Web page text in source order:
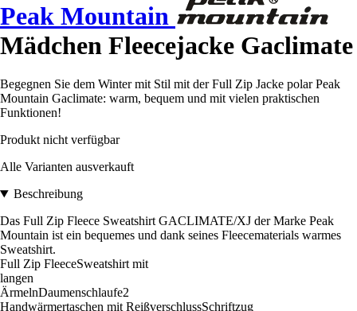
Peak Mountain
Mädchen Fleecejacke Gaclimate
Begegnen Sie dem Winter mit Stil mit der Full Zip Jacke polar Peak
Mountain Gaclimate: warm, bequem und mit vielen praktischen
Funktionen!
Produkt nicht verfügbar
Alle Varianten ausverkauft
Beschreibung
Das Full Zip Fleece Sweatshirt GACLIMATE/XJ der Marke Peak
Mountain ist ein bequemes und dank seines Fleecematerials warmes
Sweatshirt.
Full Zip FleeceSweatshirt mit
langen
ÄrmelnDaumenschlaufe2
Handwärmertaschen mit ReißverschlussSchriftzug